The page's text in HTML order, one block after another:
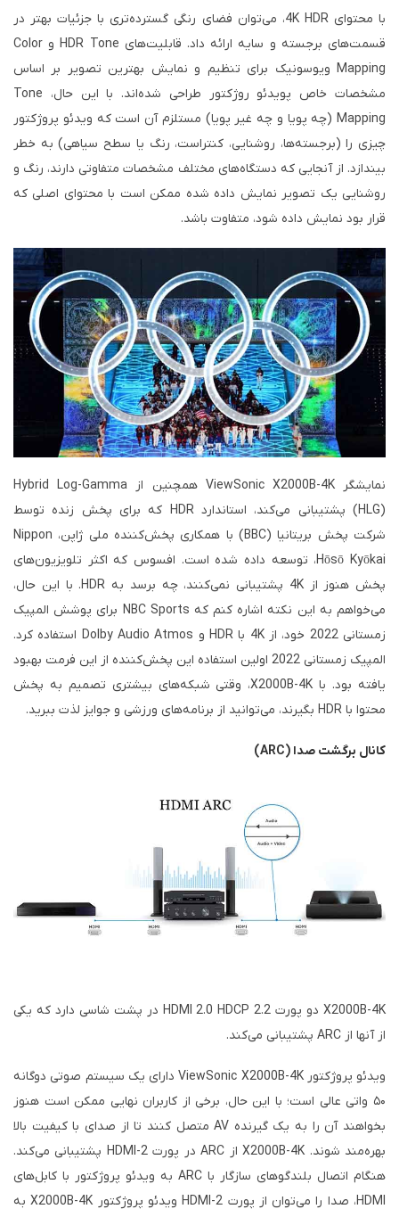
با محتوای 4K HDR، می‌توان فضای رنگی گسترده‌تری با جزئیات بهتر در
قسمت‌های برجسته و سایه ارائه داد. قابلیت‌های HDR Tone و Color
Mapping ویوسونیک برای تنظیم و نمایش بهترین تصویر بر اساس
مشخصات خاص پویدئو روژکتور طراحی شده‌اند. با این حال، Tone
Mapping (چه پویا و چه غیر پویا) مستلزم آن است که ویدئو پروژکتور
چیزی را (برجسته‌ها، روشنایی، کنتراست، رنگ یا سطح سیاهی) به خطر
بیندازد. از آنجایی که دستگاه‌های مختلف مشخصات متفاوتی دارند، رنگ و
روشنایی یک تصویر نمایش داده شده ممکن است با محتوای اصلی که
قرار بود نمایش داده شود، متفاوت باشد.
نمایشگر ViewSonic X2000B-4K همچنین از Hybrid Log-Gamma
(HLG) پشتیبانی می‌کند، استاندارد HDR که برای پخش زنده توسط
شرکت پخش بریتانیا (BBC) با همکاری پخش‌کننده ملی ژاپن، Nippon
Hōsō Kyōkai، توسعه داده شده است. افسوس که اکثر تلویزیون‌های
پخش هنوز از 4K پشتیبانی نمی‌کنند، چه برسد به HDR. با این حال،
می‌خواهم به این نکته اشاره کنم که NBC Sports برای پوشش المپیک
زمستانی 2022 خود، از 4K با HDR و Dolby Audio Atmos استفاده کرد.
المپیک زمستانی 2022 اولین استفاده این پخش‌کننده از این فرمت بهبود
یافته بود. با X2000B-4K، وقتی شبکه‌های بیشتری تصمیم به پخش
محتوا با HDR بگیرند، می‌توانید از برنامه‌های ورزشی و جوایز لذت ببرید.
کانال برگشت صدا (ARC)
X2000B-4K دو پورت HDMI 2.0 HDCP 2.2 در پشت شاسی دارد که یکی
از آنها از ARC پشتیبانی می‌کند.
ویدئو پروژکتور ViewSonic X2000B-4K دارای یک سیستم صوتی دوگانه
۵۰ واتی عالی است؛ با این حال، برخی از کاربران نهایی ممکن است هنوز
بخواهند آن را به یک گیرنده AV متصل کنند تا از صدای با کیفیت بالا
بهره‌مند شوند. X2000B-4K از ARC در پورت HDMI-2 پشتیبانی می‌کند.
هنگام اتصال بلندگوهای سازگار با ARC به ویدئو پروژکتور با کابل‌های
HDMI، صدا را می‌توان از پورت HDMI-2 ویدئو پروژکتور X2000B-4K به